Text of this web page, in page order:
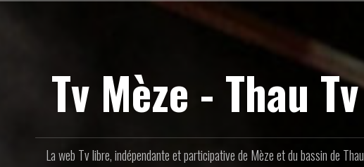
Tv Mèze - Thau Tv
La web Tv libre, indépendante et participative de Mèze et du bassin de Thau